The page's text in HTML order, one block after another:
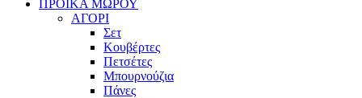
ΠΡΟΙΚΑ ΜΩΡΟΥ
ΑΓΟΡΙ
Σετ
Κουβέρτες
Πετσέτες
Μπουρνούζια
Πάνες